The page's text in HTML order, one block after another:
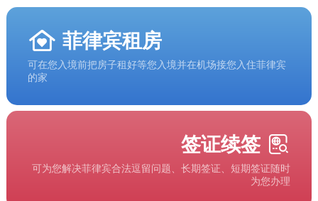
菲律宾租房
可在您入境前把房子租好等您入境并在机场接您入住菲律宾
的家
签证续签
可为您解决菲律宾合法逗留问题、长期签证、短期签证随时
为您办理